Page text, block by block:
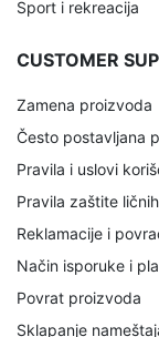
Sport i rekreacija
CUSTOMER
Zamena proizvoda
Često postavljana
Pravila i uslovi
Pravila zaštite
Reklamacije i
Način isporuke i
Povrat proizvoda
Sklapanje